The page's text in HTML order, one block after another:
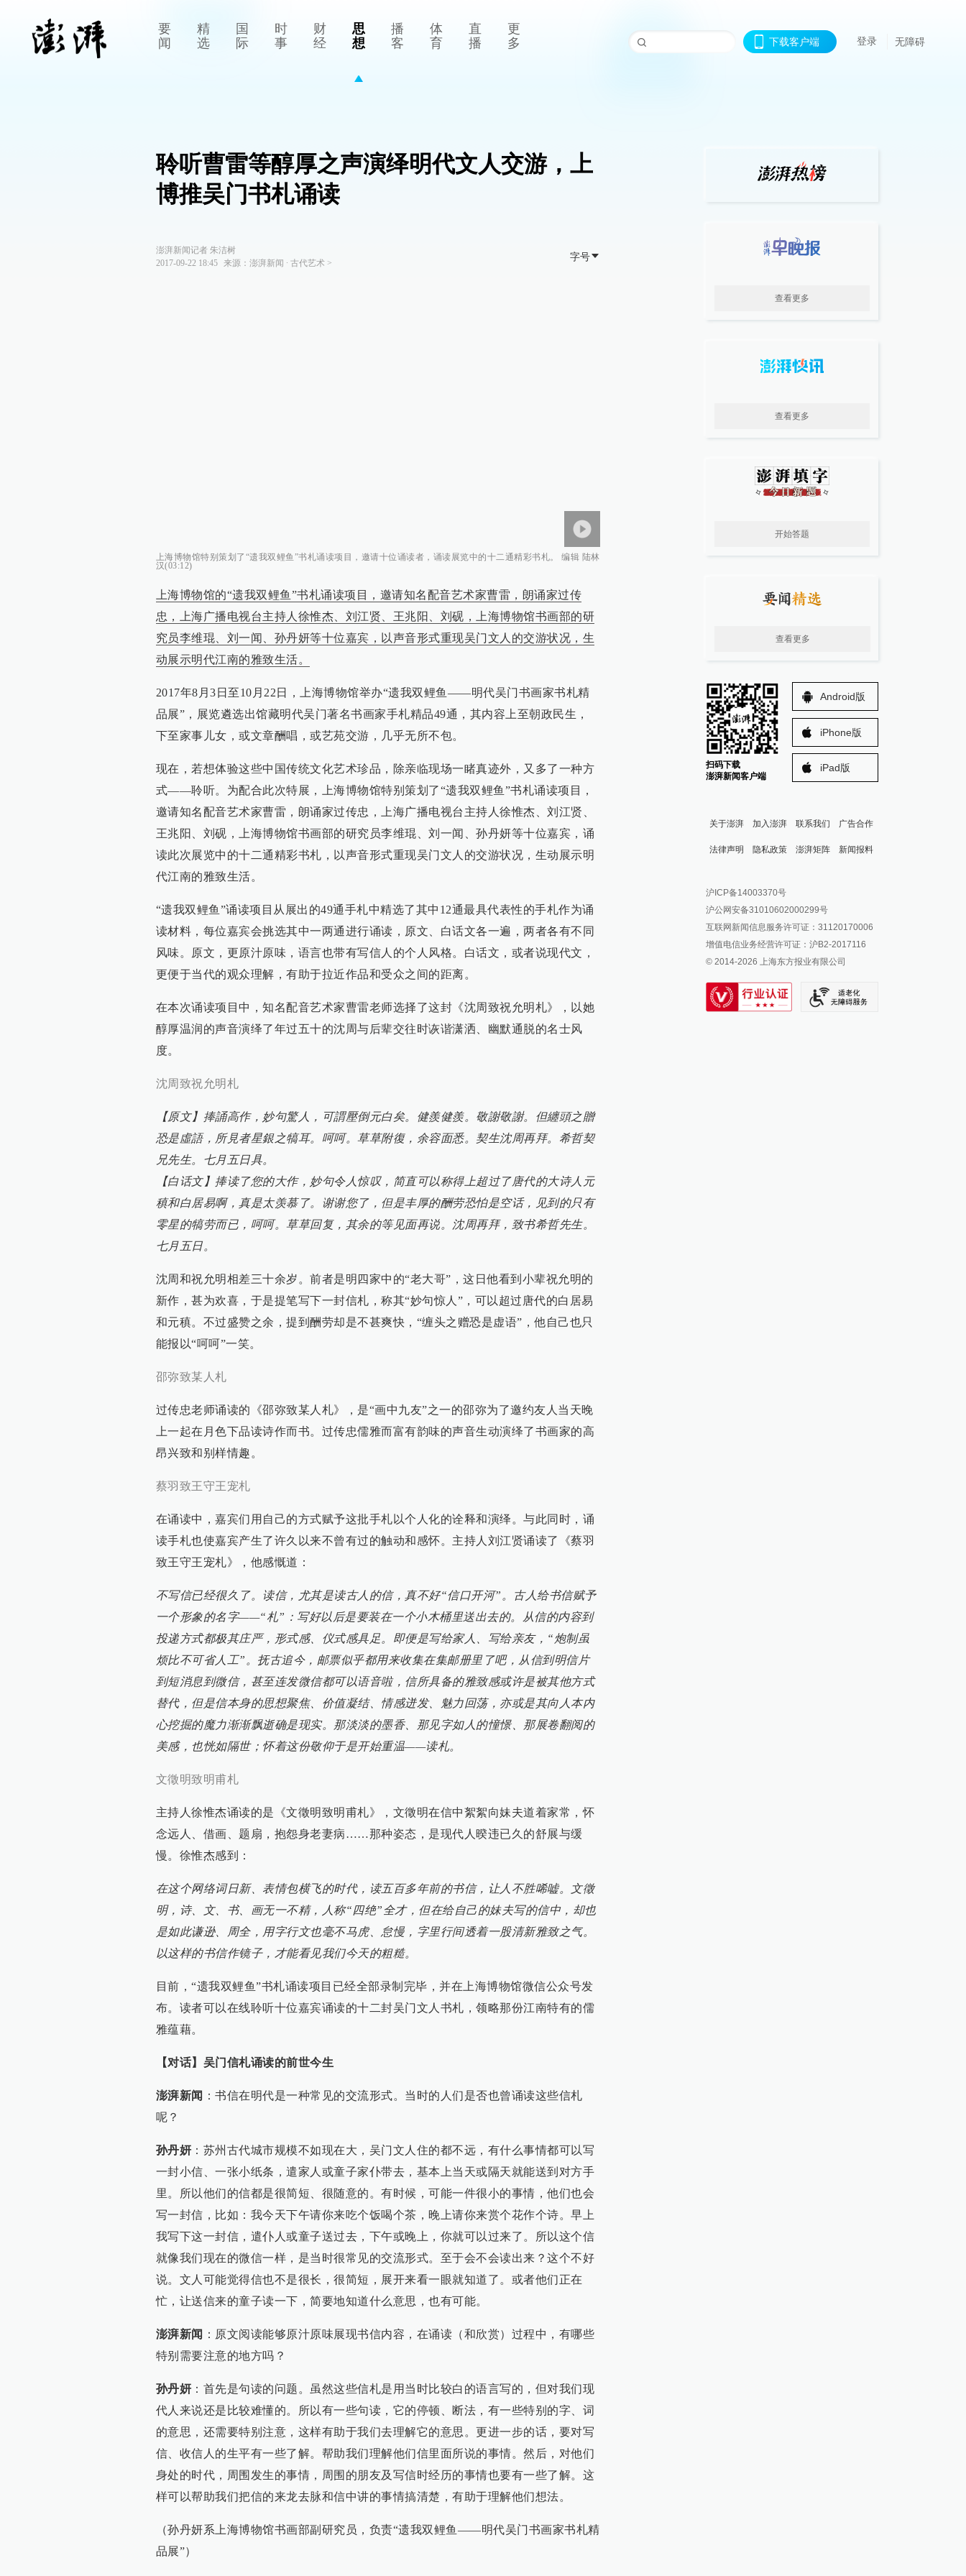
要
闻
精
选
国
际
时
事
财
经
思
想
播
客
体
育
直
播
更
多
下载客户端 登录 无障碍
聆听曹雷等醇厚之声演绎明代文人交游，上
博推吴门书札诵读
澎湃新闻记者 朱洁树
2017-09-22 18:45
来源： 澎湃新闻 ∙ 古代艺术>
字号
上海博物馆特别策划了“遗我双鲤鱼”书札诵读项目，邀请十位诵读者，诵读展览中的十二通精彩书札。 编辑 陆林
汉(03:12)
上海博物馆的“遗我双鲤鱼”书札诵读项目，邀请知名配音艺术家曹雷，朗诵家过传
忠，上海广播电视台主持人徐惟杰、刘江贤、王兆阳、刘砚，上海博物馆书画部的研
究员李维琨、刘一闻、孙丹妍等十位嘉宾，以声音形式重现吴门文人的交游状况，生
动展示明代江南的雅致生活。
2017年8月3日至10月22日，上海博物馆举办“遗我双鲤鱼——明代吴门书画家书札精
品展”，展览遴选出馆藏明代吴门著名书画家手札精品49通，其内容上至朝政民生，
下至家事儿女，或文章酬唱，或艺苑交游，几乎无所不包。
现在，若想体验这些中国传统文化艺术珍品，除亲临现场一睹真迹外，又多了一种方
式——聆听。为配合此次特展，上海博物馆特别策划了“遗我双鲤鱼”书札诵读项目，
邀请知名配音艺术家曹雷，朗诵家过传忠，上海广播电视台主持人徐惟杰、刘江贤、
王兆阳、刘砚，上海博物馆书画部的研究员李维琨、刘一闻、孙丹妍等十位嘉宾，诵
读此次展览中的十二通精彩书札，以声音形式重现吴门文人的交游状况，生动展示明
代江南的雅致生活。
“遗我双鲤鱼”诵读项目从展出的49通手札中精选了其中12通最具代表性的手札作为诵
读材料，每位嘉宾会挑选其中一两通进行诵读，原文、白话文各一遍，两者各有不同
风味。原文，更原汁原味，语言也带有写信人的个人风格。白话文，或者说现代文，
更便于当代的观众理解，有助于拉近作品和受众之间的距离。
在本次诵读项目中，知名配音艺术家曹雷老师选择了这封《沈周致祝允明札》，以她
醇厚温润的声音演绎了年过五十的沈周与后辈交往时诙谐潇洒、幽默通脱的名士风
度。
沈周致祝允明札
【原文】捧誦高作，妙句驚人，可謂壓倒元白矣。健羨健羨。敬謝敬謝。但纏頭之贈
恐是虛語，所見者星銀之犒耳。呵呵。草草附復，余容面悉。契生沈周再拜。希哲契
兄先生。七月五日具。
【白话文】捧读了您的大作，妙句令人惊叹，简直可以称得上超过了唐代的大诗人元
稹和白居易啊，真是太羡慕了。谢谢您了，但是丰厚的酬劳恐怕是空话，见到的只有
零星的犒劳而已，呵呵。草草回复，其余的等见面再说。沈周再拜，致书希哲先生。
七月五日。
沈周和祝允明相差三十余岁。前者是明四家中的“老大哥”，这日他看到小辈祝允明的
新作，甚为欢喜，于是提笔写下一封信札，称其“妙句惊人”，可以超过唐代的白居易
和元稹。不过盛赞之余，提到酬劳却是不甚爽快，“缠头之赠恐是虚语”，他自己也只
能报以“呵呵”一笑。
邵弥致某人札
过传忠老师诵读的《邵弥致某人札》，是“画中九友”之一的邵弥为了邀约友人当天晚
上一起在月色下品读诗作而书。过传忠儒雅而富有韵味的声音生动演绎了书画家的高
昂兴致和别样情趣。
蔡羽致王守王宠札
在诵读中，嘉宾们用自己的方式赋予这批手札以个人化的诠释和演绎。与此同时，诵
读手札也使嘉宾产生了许久以来不曾有过的触动和感怀。主持人刘江贤诵读了《蔡羽
致王守王宠札》，他感慨道：
不写信已经很久了。读信，尤其是读古人的信，真不好“信口开河”。古人给书信赋予
一个形象的名字——“札”：写好以后是要装在一个小木桶里送出去的。从信的内容到
投递方式都极其庄严，形式感、仪式感具足。即便是写给家人、写给亲友，“炮制虽
烦比不可省人工”。抚古追今，邮票似乎都用来收集在集邮册里了吧，从信到明信片
到短消息到微信，甚至连发微信都可以语音啦，信所具备的雅致感或许是被其他方式
替代，但是信本身的思想聚焦、价值凝结、情感迸发、魅力回荡，亦或是其向人本内
心挖掘的魔力渐渐飘逝确是现实。那淡淡的墨香、那见字如人的憧憬、那展卷翻阅的
美感，也恍如隔世；怀着这份敬仰于是开始重温——读札。
文徵明致明甫札
主持人徐惟杰诵读的是《文徵明致明甫札》，文徵明在信中絮絮向妹夫道着家常，怀
念远人、借画、题扇，抱怨身老妻病……那种姿态，是现代人暌违已久的舒展与缓
慢。徐惟杰感到：
在这个网络词日新、表情包横飞的时代，读五百多年前的书信，让人不胜唏嘘。文徵
明，诗、文、书、画无一不精，人称“四绝”全才，但在给自己的妹夫写的信中，却也
是如此谦逊、周全，用字行文也毫不马虎、怠慢，字里行间透着一股清新雅致之气。
以这样的书信作镜子，才能看见我们今天的粗糙。
目前，“遗我双鲤鱼”书札诵读项目已经全部录制完毕，并在上海博物馆微信公众号发
布。读者可以在线聆听十位嘉宾诵读的十二封吴门文人书札，领略那份江南特有的儒
雅蕴藉。
【对话】吴门信札诵读的前世今生
澎湃新闻 ：书信在明代是一种常见的交流形式。当时的人们是否也曾诵读这些信札
呢？
孙丹妍 ：苏州古代城市规模不如现在大，吴门文人住的都不远，有什么事情都可以写
一封小信、一张小纸条，遣家人或童子家仆带去，基本上当天或隔天就能送到对方手
里。所以他们的信都是很简短、很随意的。有时候，可能一件很小的事情，他们也会
写一封信，比如：我今天下午请你来吃个饭喝个茶，晚上请你来赏个花作个诗。早上
我写下这一封信，遣仆人或童子送过去，下午或晚上，你就可以过来了。所以这个信
就像我们现在的微信一样，是当时很常见的交流形式。至于会不会读出来？这个不好
说。文人可能觉得信也不是很长，很简短，展开来看一眼就知道了。或者他们正在
忙，让送信来的童子读一下，简要地知道什么意思，也有可能。
澎湃新闻 ：原文阅读能够原汁原味展现书信内容，在诵读（和欣赏）过程中，有哪些
特别需要注意的地方吗？
孙丹妍 ：首先是句读的问题。虽然这些信札是用当时比较白的语言写的，但对我们现
代人来说还是比较难懂的。所以有一些句读，它的停顿、断法，有一些特别的字、词
的意思，还需要特别注意，这样有助于我们去理解它的意思。更进一步的话，要对写
信、收信人的生平有一些了解。帮助我们理解他们信里面所说的事情。然后，对他们
身处的时代，周围发生的事情，周围的朋友及写信时经历的事情也要有一些了解。这
样可以帮助我们把信的来龙去脉和信中讲的事情搞清楚，有助于理解他们想法。
（孙丹妍系上海博物馆书画部副研究员，负责“遗我双鲤鱼——明代吴门书画家书札精
品展”）
查看更多
查看更多
开始答题
查看更多
扫码下载
澎湃新闻客户端
Android版
iPhone版
iPad版
关于澎湃 加入澎湃 联系我们 广告合作
法律声明 隐私政策 澎湃矩阵
澎湃新闻公众号
澎湃新闻抖音号
派生万物开放平台
IP SHANGHAI
SIXTH TONE
新闻报料
报料邮箱: news@thepaper.cn
沪ICP备14003370号
沪公网安备31010602000299号
互联网新闻信息服务许可证：31120170006
增值电信业务经营许可证：沪B2-2017116
© 2014-2026 上海东方报业有限公司